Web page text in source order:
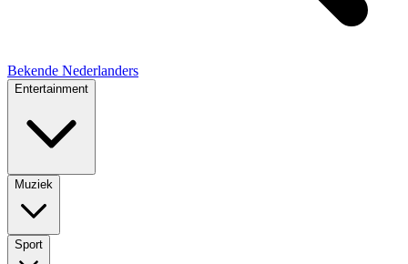
Bekende Nederlanders
Entertainment
Muziek
Sport